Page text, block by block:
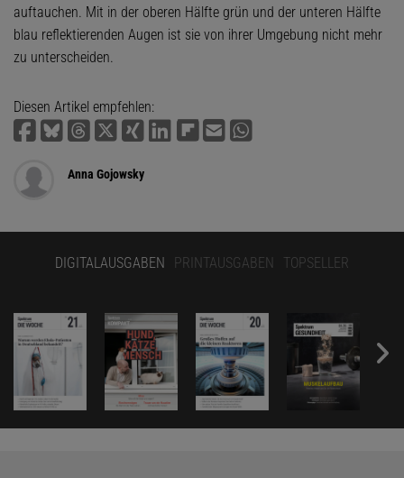
auftauchen. Mit in der oberen Hälfte grün und der unteren Hälfte
blau reflektierenden Augen ist sie von ihrer Umgebung nicht mehr
zu unterscheiden.
Diesen Artikel empfehlen:
Anna Gojowsky
DIGITALAUSGABEN PRINTAUSGABEN TOPSELLER